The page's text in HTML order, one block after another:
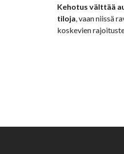
Kehotus välttää
tiloja, vaan niissä
koskevien